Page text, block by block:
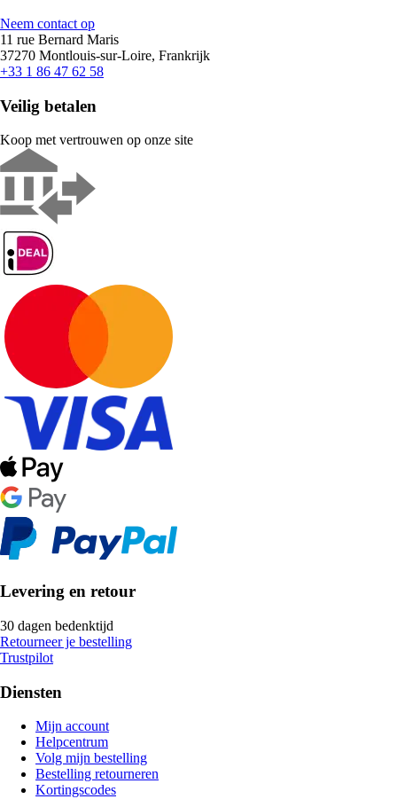
Neem contact op
11 rue Bernard Maris
37270 Montlouis-sur-Loire, Frankrijk
+33 1 86 47 62 58
Veilig betalen
Koop met vertrouwen op onze site
Levering en retour
30 dagen bedenktijd
Retourneer je bestelling
Trustpilot
Diensten
Mijn account
Helpcentrum
Volg mijn bestelling
Bestelling retourneren
Kortingscodes